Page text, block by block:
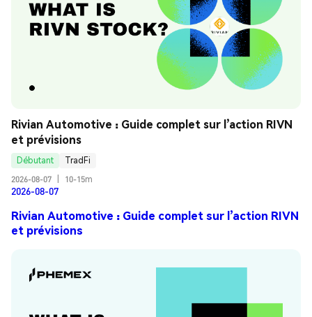
Rivian Automotive : Guide complet sur l’action RIVN
et prévisions
Débutant
TradFi
2026-08-07
10-15m
2026-08-07
Rivian Automotive : Guide complet sur l’action RIVN
et prévisions